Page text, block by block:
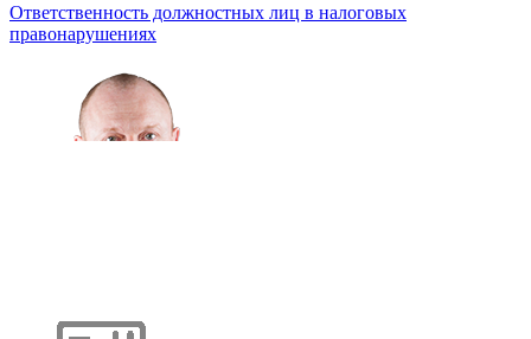
Ответственность должностных лиц в налоговых
правонарушениях